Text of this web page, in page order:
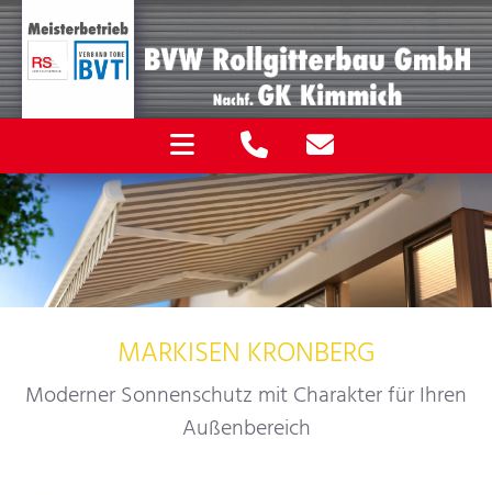
MARKISEN KRONBERG
Moderner Sonnenschutz mit Charakter für Ihren
Außenbereich